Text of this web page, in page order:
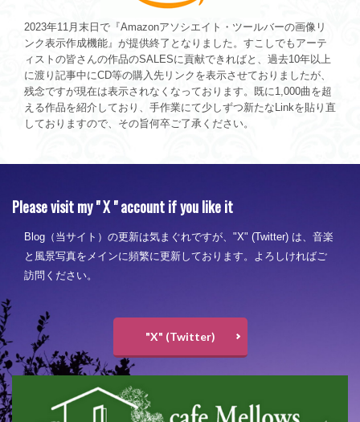
2023年11月末日で『Amazonアソシエイト・ツールバーの画像リ
ンク表示作成機能』が提供終了となりました。すこしでもアーテ
ィストの皆さんの作品のSALESに貢献できればと、過去10年以上
に渡り記事中にCD等の購入先リンクを表示させておりましたが、
残念ですが現在は表示されなくなっております。既に1,000曲を超
える作品を紹介しており、手作業にて少しずつ新たなLinkを貼り直
しておりますので、その旨何卒ご了承ください。
Please visit my " X " account if you like it
Blog（当サイト）の更新は気まぐれですが、"X" (Twitter) は、音楽
と風景写真をメインに頻繁に更新しております。よろしければご
訪問ください。
"X" (Twitter)